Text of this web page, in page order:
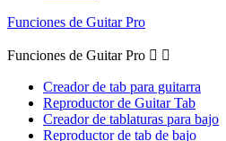
Funciones de Guitar Pro
Funciones de Guitar Pro  
Creador de tab para guitarra
Reproductor de Guitar Tab
Creador de tablaturas para bajo
Reproductor de tab de bajo